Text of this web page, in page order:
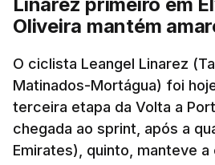
Oliveira mantém
O ciclista Leangel Linarez
Matinados-Mortágua) foi
terceira etapa da Volta a
chegada ao sprint, após a
Emirates), quinto, manteve a